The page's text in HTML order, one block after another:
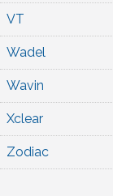
VT
Wadel
Wavin
Xclear
Zodiac